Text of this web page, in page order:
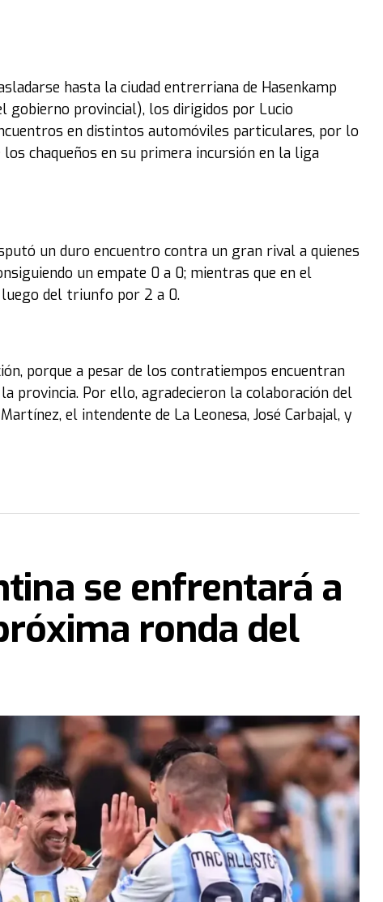
hasta la ciudad entrerriana de Hasenkamp
gobierno provincial), los dirigidos por Lucio
en distintos automóviles particulares, por lo
chaqueños en su primera incursión en la liga
un duro encuentro contra un gran rival a quienes
un empate 0 a 0; mientras que en el
del triunfo por 2 a 0.
porque a pesar de los contratiempos encuentran
provincia. Por ello, agradecieron la colaboración del
el intendente de La Leonesa, José Carbajal, y
se enfrentará a
ronda del